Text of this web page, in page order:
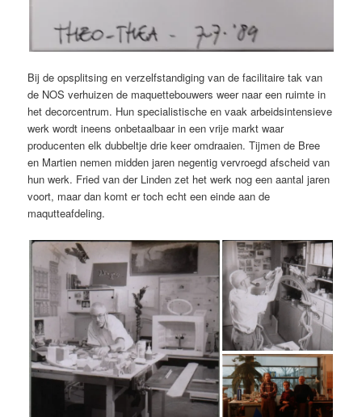
Bij de opsplitsing en verzelfstandiging van de facilitaire tak van
de NOS verhuizen de maquettebouwers weer naar een ruimte in
het decorcentrum. Hun specialistische en vaak arbeidsintensieve
werk wordt ineens onbetaalbaar in een vrije markt waar
producenten elk dubbeltje drie keer omdraaien. Tijmen de Bree
en Martien nemen midden jaren negentig vervroegd afscheid van
hun werk. Fried van der Linden zet het werk nog een aantal jaren
voort, maar dan komt er toch echt een einde aan de
maqutteafdeling.